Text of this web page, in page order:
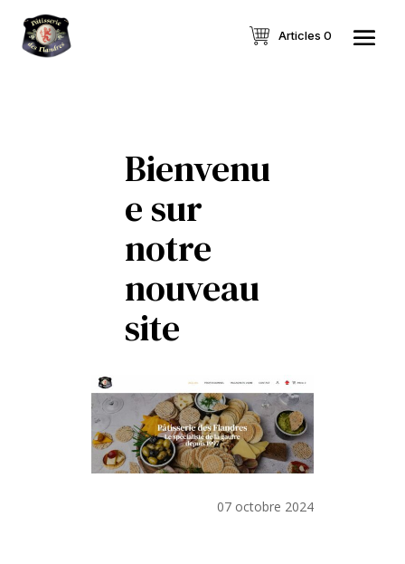
Articles 0
Bienvenu
e sur
notre
nouveau
site
07 octobre 2024